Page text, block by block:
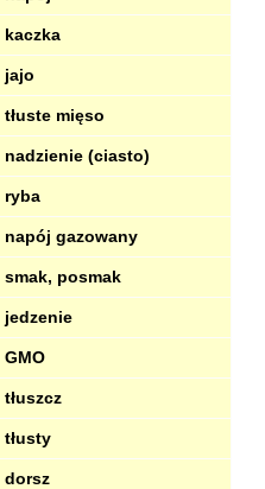
kaczka
jajo
tłuste mięso
nadzienie (ciasto)
ryba
napój gazowany
smak, posmak
jedzenie
GMO
tłuszcz
tłusty
dorsz